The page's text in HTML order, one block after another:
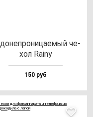
че­
хол Rainy
150 руб